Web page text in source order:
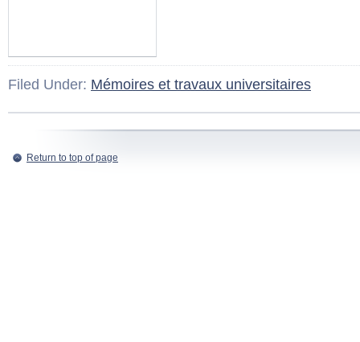
Filed Under: Mémoires et travaux universitaires
Return to top of page